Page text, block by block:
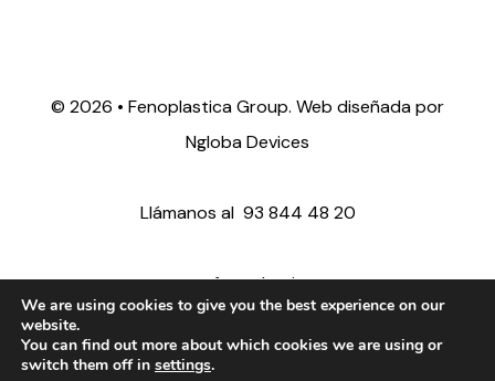
© 2026 • Fenoplastica Group. Web diseñada por
Ngloba Devices
Llámanos al 93 844 48 20
ventas@fenoplastica.com
export@fenoplastica.com
We are using cookies to give you the best experience on our
website.
You can find out more about which cookies we are using or
switch them off in settings.